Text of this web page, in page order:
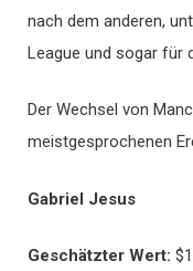
nach dem anderen,
League und sogar für
Der Wechsel von
meistgesprochenen
Gabriel Jesus
Geschätzter Wert: